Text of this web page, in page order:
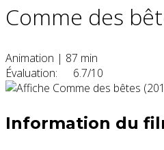
Comme des
Animation | 87 min
Évaluation:
6.7/10
Information du